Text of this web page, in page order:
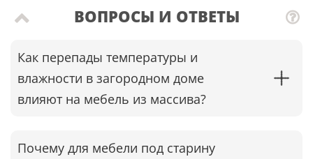
ВОПРОСЫ И ОТВЕТЫ
Как перепады температуры и
влажности в загородном доме
влияют на мебель из массива?
Почему для мебели под старину